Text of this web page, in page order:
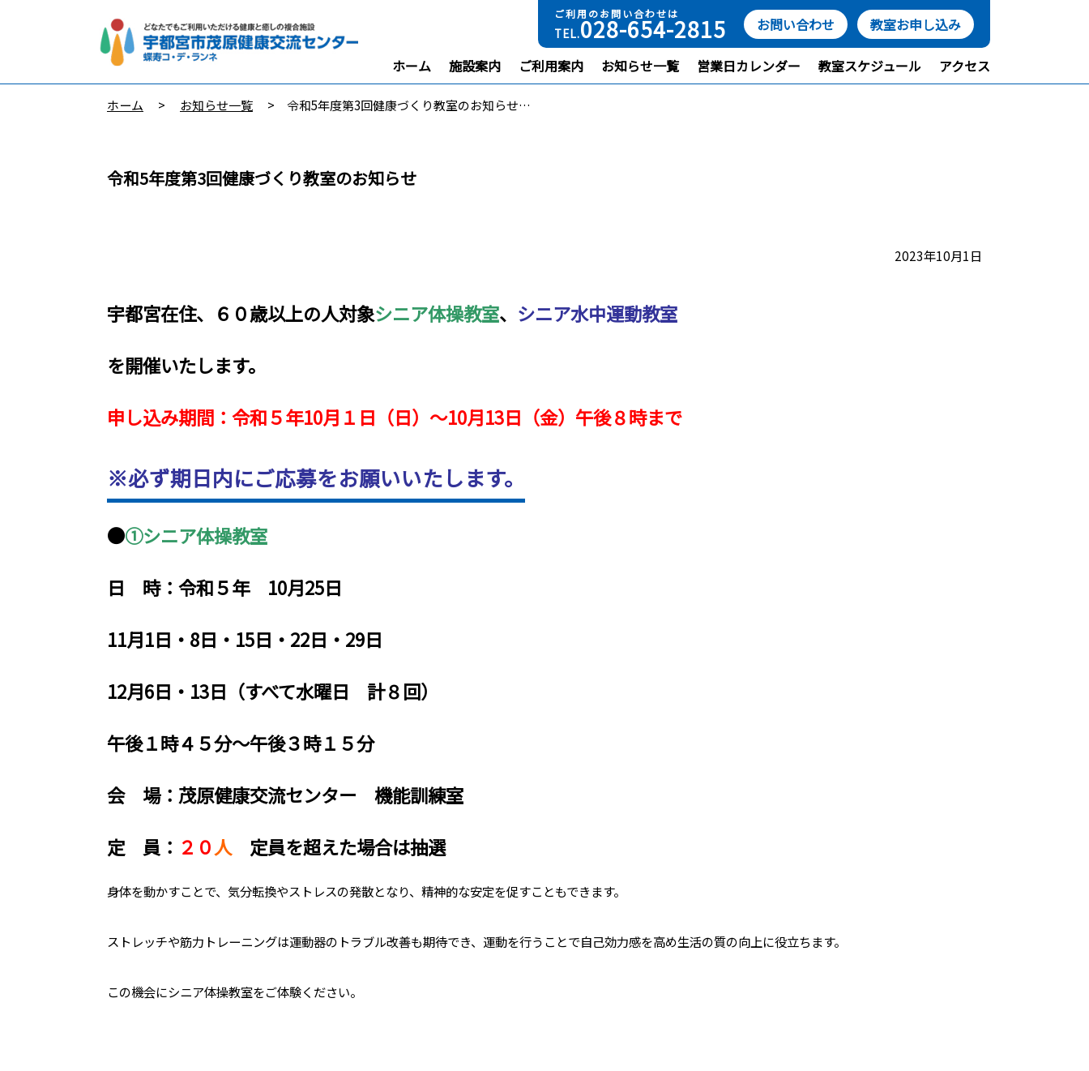
ご利用のお問い合わせは
TEL.028-654-2815 お問い合わせ 教室お申し込み
ホーム 施設案内 ご利用案内 お知らせ一覧 営業日カレンダー 教室スケジュール アクセス
ホーム > お知らせ一覧 > 令和5年度第3回健康づくり教室のお知らせ…
令和5年度第3回健康づくり教室のお知らせ
2023年10月1日
宇都宮在住、６０歳以上の人対象シニア体操教室、 シニア水中運動教室
を開催いたします。
申し込み期間：令和５年10月１日（日）～10月13日（金）午後８時まで
※必ず期日内にご応募をお願いいたします。
●①シニア体操教室
日 時：令和５年 10月25日
11月1日・8日・15日・22日・29日
12月6日・13日（すべて水曜日 計８回）
午後１時４５分～午後３時１５分
会 場：茂原健康交流センター 機能訓練室
定 員： ２０人 定員を超えた場合は抽選
身体を動かすことで、気分転換やストレスの発散となり、精神的な安定を促すこともできます。
ストレッチや筋力トレーニングは運動器のトラブル改善も期待でき、運動を行うことで自己効力感を高め生活の質の向上に役立ちます。
この機会にシニア体操教室をご体験ください。